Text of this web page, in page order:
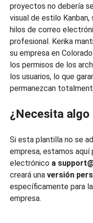
proyectos no debería
visual de estilo
hilos de correo
profesional. Kerika
su empresa en
los permisos de los
los usuarios, lo que
permanezcan
¿Necesita
Si esta plantilla no se
empresa, estamos aquí
electrónico a
creará una versión
específicamente para
empresa.